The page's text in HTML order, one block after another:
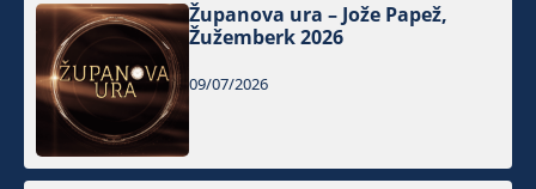
Županova ura – Jože Papež,
Žužemberk 2026
09/07/2026